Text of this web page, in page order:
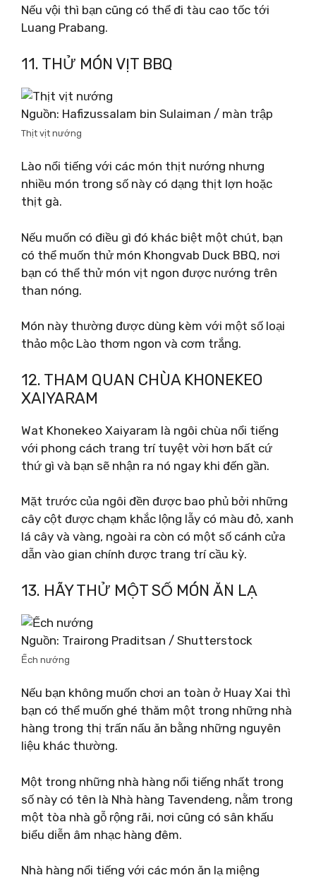
Nếu vội thì bạn cũng có thể đi tàu cao tốc tới
Luang Prabang.
11. THỬ MÓN VỊT BBQ
Nguồn: Hafizussalam bin Sulaiman / màn trập
Thịt vịt nướng
Lào nổi tiếng với các món thịt nướng nhưng
nhiều món trong số này có dạng thịt lợn hoặc
thịt gà.
Nếu muốn có điều gì đó khác biệt một chút, bạn
có thể muốn thử món Khongvab Duck BBQ, nơi
bạn có thể thử món vịt ngon được nướng trên
than nóng.
Món này thường được dùng kèm với một số loại
thảo mộc Lào thơm ngon và cơm trắng.
12. THAM QUAN CHÙA KHONEKEO
XAIYARAM
Wat Khonekeo Xaiyaram là ngôi chùa nổi tiếng
với phong cách trang trí tuyệt vời hơn bất cứ
thứ gì và bạn sẽ nhận ra nó ngay khi đến gần.
Mặt trước của ngôi đền được bao phủ bởi những
cây cột được chạm khắc lộng lẫy có màu đỏ, xanh
lá cây và vàng, ngoài ra còn có một số cánh cửa
dẫn vào gian chính được trang trí cầu kỳ.
13. HÃY THỬ MỘT SỐ MÓN ĂN LẠ
Nguồn: Trairong Praditsan / Shutterstock
Ếch nướng
Nếu bạn không muốn chơi an toàn ở Huay Xai thì
bạn có thể muốn ghé thăm một trong những nhà
hàng trong thị trấn nấu ăn bằng những nguyên
liệu khác thường.
Một trong những nhà hàng nổi tiếng nhất trong
số này có tên là Nhà hàng Tavendeng, nằm trong
một tòa nhà gỗ rộng rãi, nơi cũng có sân khấu
biểu diễn âm nhạc hàng đêm.
Nhà hàng nổi tiếng với các món ăn lạ miệng